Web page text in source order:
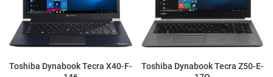
Toshiba Dynabook Tecra X40-F-
Toshiba Dynabook Tecra Z50-E-